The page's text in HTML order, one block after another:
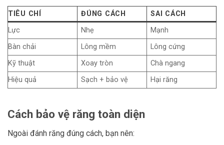
TIÊU CHÍ ĐÚNG CÁCH
SAI CÁCH
Lực
Nhẹ
Mạnh
Bàn chải
Lông mềm
Lông cứng
Kỹ thuật
Xoay tròn
Chà ngang
Hiệu quả
Sạch + bảo vệ Hại răng
Cách bảo vệ răng toàn diện
Ngoài đánh răng đúng cách, bạn nên: